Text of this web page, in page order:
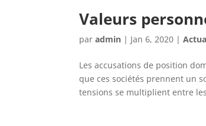
Valeurs
paradmin | Jan 6, 2020 |
Les accusations de position
que ces sociétés prennent un
tensions se multiplient entre